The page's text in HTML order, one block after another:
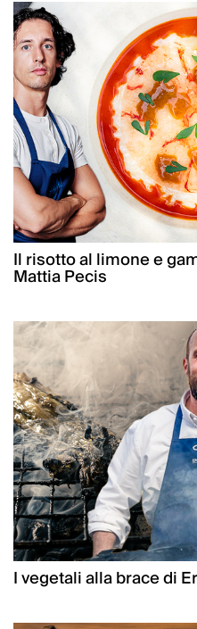
Il risotto al limone e
Mattia Pecis
I vegetali alla brace di